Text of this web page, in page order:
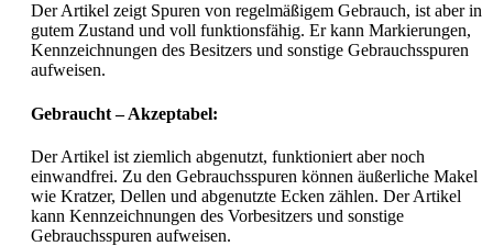
Der Artikel zeigt Spuren von regelmäßigem Gebrauch, ist aber in
gutem Zustand und voll funktionsfähig. Er kann Markierungen,
Kennzeichnungen des Besitzers und sonstige Gebrauchsspuren
aufweisen.
Gebraucht – Akzeptabel:
Der Artikel ist ziemlich abgenutzt, funktioniert aber noch
einwandfrei. Zu den Gebrauchsspuren können äußerliche Makel
wie Kratzer, Dellen und abgenutzte Ecken zählen. Der Artikel
kann Kennzeichnungen des Vorbesitzers und sonstige
Gebrauchsspuren aufweisen.